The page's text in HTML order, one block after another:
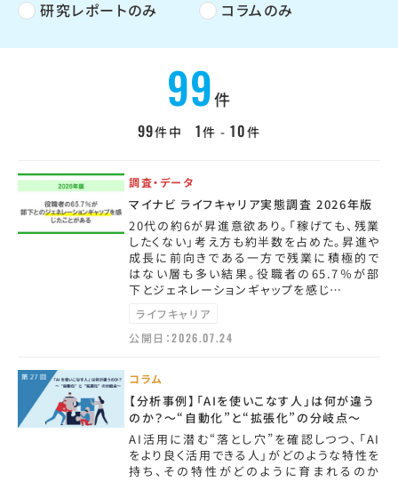
研究レポートのみ
コラムのみ
99件
99件中 1件 -10件
調査・データ
マイナビ ライフキャリア実態調査 2026年版
20代の約6が昇進意欲あり。「稼げても、残業
したくない」考え方も約半数を占めた。昇進や
成長に前向きである一方で残業に積極的で
はない層も多い結果。役職者の65.7％が部
下とジェネレーションギャップを感じ…
ライフキャリア
公開日：2026.07.24
コラム
【分析事例】「AIを使いこなす人」は何が違う
のか？～“自動化”と“拡張化”の分岐点～
AI活用に潜む“落とし穴”を確認しつつ、「AI
をより良く活用できる人」がどのような特性を
持ち、その特性がどのように育まれるのか